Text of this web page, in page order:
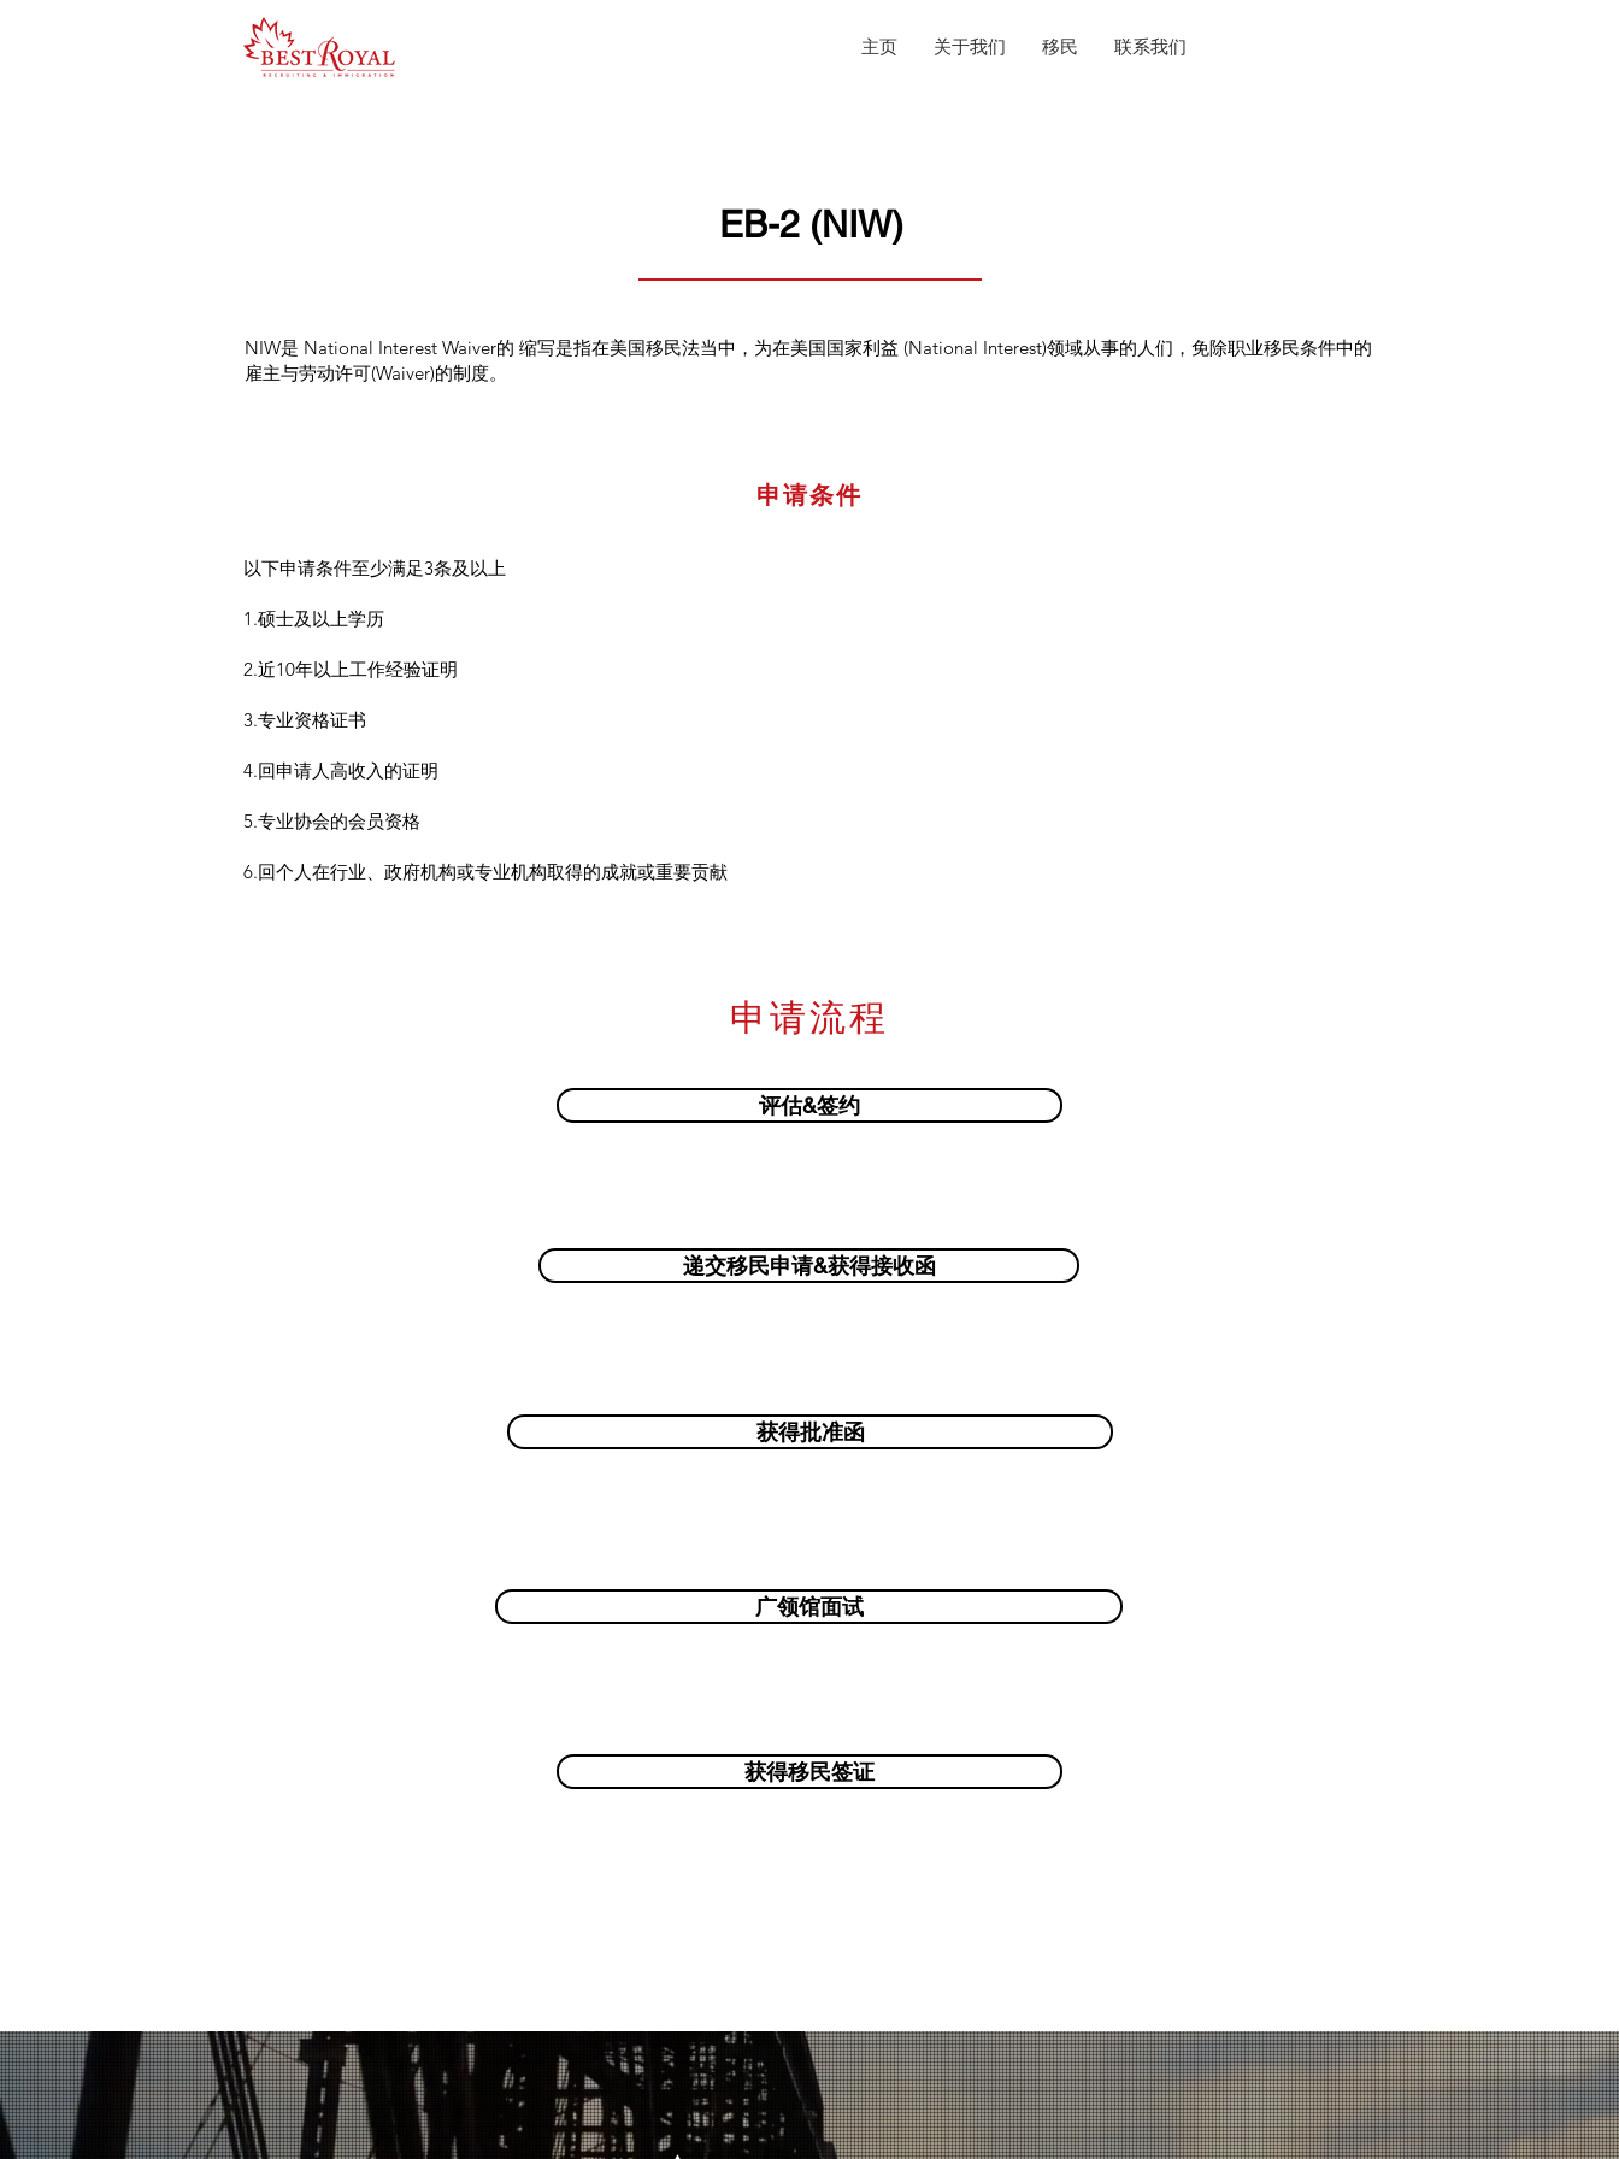
主页 关于我们 移民 联系我们
EB-2 (NIW)
NIW是 National Interest Waiver的 缩写是指在美国移民法当中，为在美国国家利益 (National Interest)领域从事的人们，免除职业移民条件中的
雇主与劳动许可(Waiver)的制度。
申请条件
以下申请条件至少满足3条及以上
1.硕士及以上学历
2.近10年以上工作经验证明
3.专业资格证书
4.回申请人高收入的证明
5.专业协会的会员资格
6.回个人在行业、政府机构或专业机构取得的成就或重要贡献
申请流程
评估&签约
递交移民申请&获得接收函
获得批准函
广领馆面试
获得移民签证